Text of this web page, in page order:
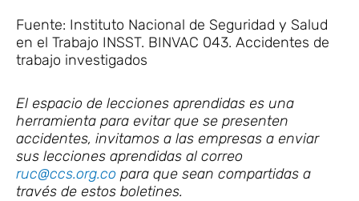
Fuente: Instituto Nacional de Seguridad y Salud
en el Trabajo INSST. BINVAC 043. Accidentes de
trabajo investigados
El espacio de lecciones aprendidas es una
herramienta para evitar que se presenten
accidentes, invitamos a las empresas a enviar
sus lecciones aprendidas al correo
ruc@ccs.org.co para que sean compartidas a
través de estos boletines.